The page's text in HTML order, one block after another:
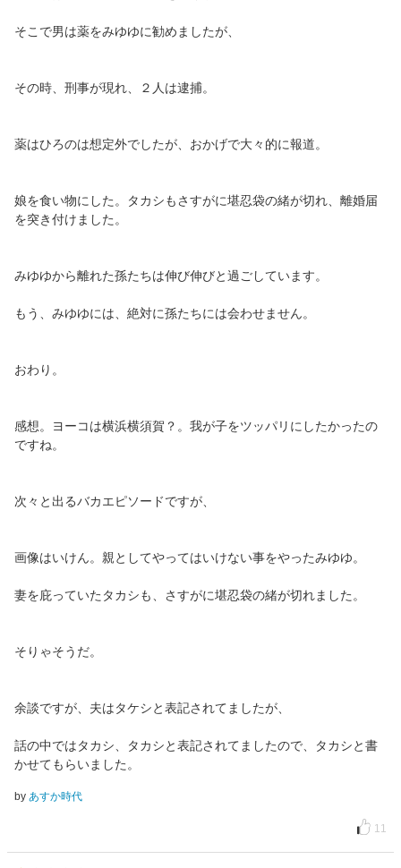
そこで男は薬をみゆゆに勧めましたが、
その時、刑事が現れ、２人は逮捕。
薬はひろのは想定外でしたが、おかげで大々的に報道。
娘を食い物にした。タカシもさすがに堪忍袋の緒が切れ、離婚届
を突き付けました。
みゆゆから離れた孫たちは伸び伸びと過ごしています。
もう、みゆゆには、絶対に孫たちには会わせません。
おわり。
感想。ヨーコは横浜横須賀？。我が子をツッパリにしたかったの
ですね。
次々と出るバカエピソードですが、
画像はいけん。親としてやってはいけない事をやったみゆゆ。
妻を庇っていたタカシも、さすがに堪忍袋の緒が切れました。
そりゃそうだ。
余談ですが、夫はタケシと表記されてましたが、
話の中ではタカシ、タカシと表記されてましたので、タカシと書
かせてもらいました。
by あすか時代
11